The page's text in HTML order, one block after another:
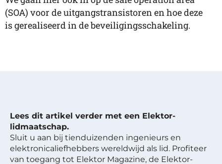
(SOA) voor de uitgangstransistoren en hoe deze
is gerealiseerd in de beveiligingsschakeling.
Lees dit artikel verder met een Elektor-
lidmaatschap.
Sluit u aan bij tienduizenden ingenieurs en
elektronicaliefhebbers wereldwijd als lid. Profiteer
van toegang tot Elektor Magazine, de Elektor-